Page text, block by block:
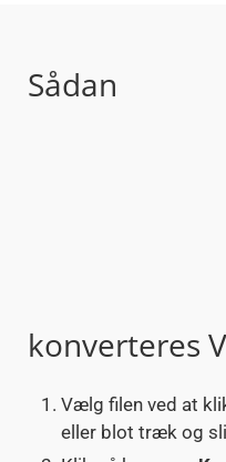
Sådan
konverteres
Vælg filen ved at
eller blot træk og